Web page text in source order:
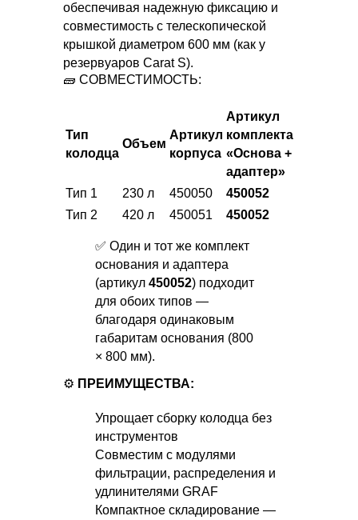
обеспечивая надежную фиксацию и
совместимость с телескопической
крышкой диаметром 600 мм (как у
резервуаров Carat S).
🧱 СОВМЕСТИМОСТЬ:
Тип
колодца
Объем
Артикул
корпуса
Артикул
комплекта
«Основа +
адаптер»
Тип 1
230 л 450050
450052
Тип 2
420 л 450051 450052
✅ Один и тот же комплект
основания и адаптера
(артикул 450052) подходит
для обоих типов —
благодаря одинаковым
габаритам основания (800
× 800 мм).
⚙️ ПРЕИМУЩЕСТВА:
Упрощает сборку колодца без
инструментов
Совместим с модулями
фильтрации, распределения и
удлинителями GRAF
Компактное складирование —